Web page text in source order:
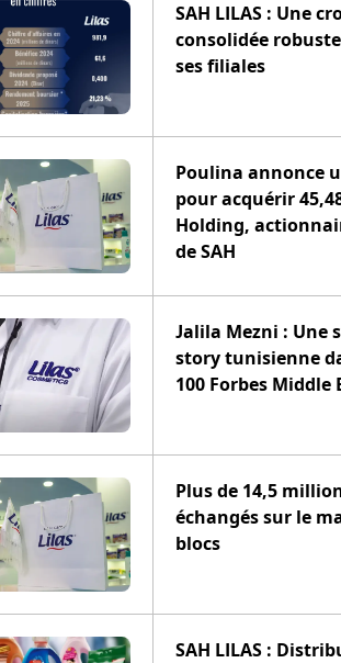
SAH LILAS : Une
consolidée
ses filiales
Poulina annonce
pour acquérir
Holding,
de SAH
Jalila Mezni : Une
story tunisienne
100 Forbes Middle
Plus de 14,5
échangés sur le
blocs
SAH LILAS :